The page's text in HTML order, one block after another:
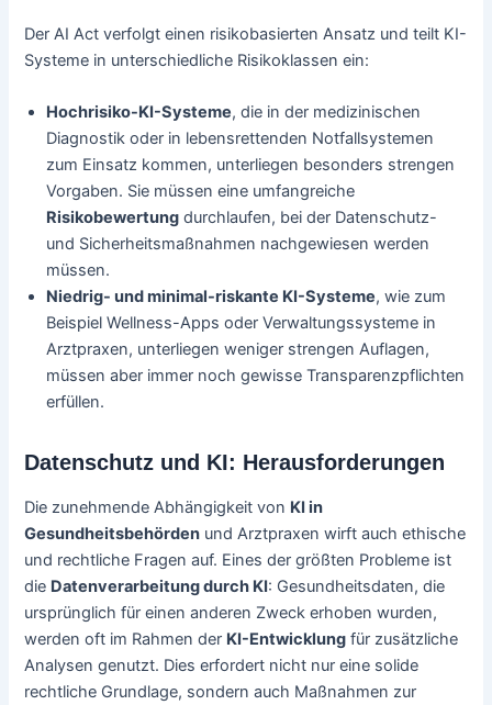
Der AI Act verfolgt einen risikobasierten Ansatz und teilt KI-
Systeme in unterschiedliche Risikoklassen ein:
Hochrisiko-KI-Systeme, die in der medizinischen
Diagnostik oder in lebensrettenden Notfallsystemen
zum Einsatz kommen, unterliegen besonders strengen
Vorgaben. Sie müssen eine umfangreiche
Risikobewertung durchlaufen, bei der Datenschutz-
und Sicherheitsmaßnahmen nachgewiesen werden
müssen.
Niedrig- und minimal-riskante KI-Systeme, wie zum
Beispiel Wellness-Apps oder Verwaltungssysteme in
Arztpraxen, unterliegen weniger strengen Auflagen,
müssen aber immer noch gewisse Transparenzpflichten
erfüllen.
Datenschutz und KI: Herausforderungen
Die zunehmende Abhängigkeit von KI in
Gesundheitsbehörden und Arztpraxen wirft auch ethische
und rechtliche Fragen auf. Eines der größten Probleme ist
die Datenverarbeitung durch KI: Gesundheitsdaten, die
ursprünglich für einen anderen Zweck erhoben wurden,
werden oft im Rahmen der KI-Entwicklung für zusätzliche
Analysen genutzt. Dies erfordert nicht nur eine solide
rechtliche Grundlage, sondern auch Maßnahmen zur